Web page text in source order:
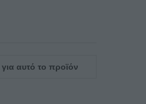
αυτό το προϊόν